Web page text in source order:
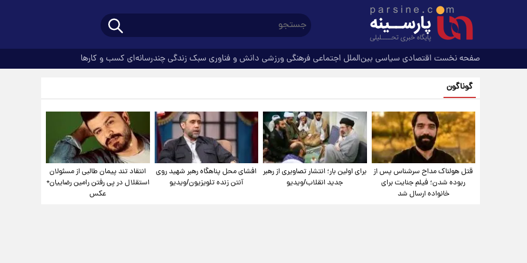
صفحه نخست اقتصادی سیاسی بین‌الملل اجتماعی فرهنگیورزشی دانش و فناوری سبک زندگیچندرسانه‌ای کسب و کارها
گوناگون
قتل هولناک مداح سرشناس پس از
ربوده شدن؛ فیلم جنایت برای
خانواده ارسال شد
برای اولین بار؛ انتشار تصاویری از رهبر
جدید انقلاب/ویدیو
افشای محل پناهگاه‌ رهبر شهید روی
آنتن زنده تلویزیون/ویدیو
انتقاد تند پیمان طالبی از مسئولان
استقلال در پی رفتن رامین رضاییان+
عکس